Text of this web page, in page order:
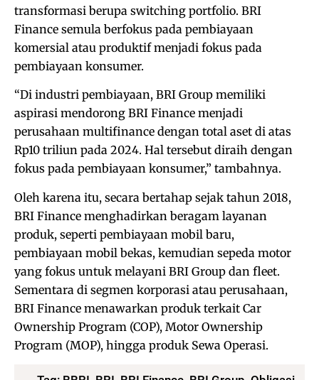
transformasi berupa switching portfolio. BRI
Finance semula berfokus pada pembiayaan
komersial atau produktif menjadi fokus pada
pembiayaan konsumer.
“Di industri pembiayaan, BRI Group memiliki
aspirasi mendorong BRI Finance menjadi
perusahaan multifinance dengan total aset di atas
Rp10 triliun pada 2024. Hal tersebut diraih dengan
fokus pada pembiayaan konsumer,” tambahnya.
Oleh karena itu, secara bertahap sejak tahun 2018,
BRI Finance menghadirkan beragam layanan
produk, seperti pembiayaan mobil baru,
pembiayaan mobil bekas, kemudian sepeda motor
yang fokus untuk melayani BRI Group dan fleet.
Sementara di segmen korporasi atau perusahaan,
BRI Finance menawarkan produk terkait Car
Ownership Program (COP), Motor Ownership
Program (MOP), hingga produk Sewa Operasi.